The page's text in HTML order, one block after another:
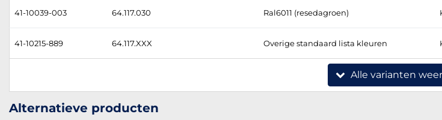
41-10039-003 64.117.030 Ral6011 (resedagroen)
41-10215-889 64.117.XXX Overige standaard lista kleuren
Alle varianten
Alternatieve producten